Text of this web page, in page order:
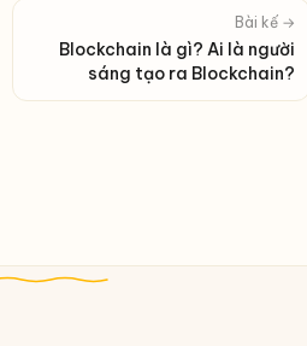
Bài kế →
Blockchain là gì? Ai là người
sáng tạo ra Blockchain?